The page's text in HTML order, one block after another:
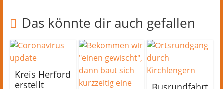
Das könnte dir auch gefallen
Kreis Herford
erstellt